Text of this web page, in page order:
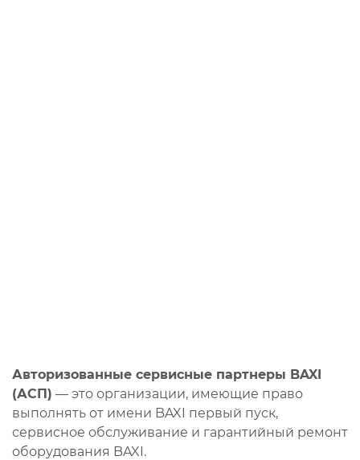
Авторизованные сервисные партнеры BAXI
(АСП) — это организации, имеющие право
выполнять от имени BAXI первый пуск,
сервисное обслуживание и гарантийный ремонт
оборудования BAXI.